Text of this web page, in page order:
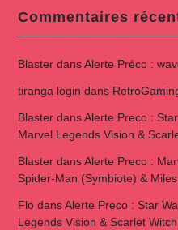
Commentaires
BlasterdansAlerte Préco :
tiranga login dans
BlasterdansAlerte Preco :
Marvel Legends Vision &
BlasterdansAlerte Preco :
Spider-Man (Symbiote) &
FlodansAlerte Preco : Star
Legends Vision & Scarlet